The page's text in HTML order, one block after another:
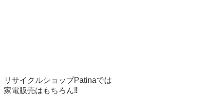
リサイクルショップPatinaでは
家電販売はもちろん‼️